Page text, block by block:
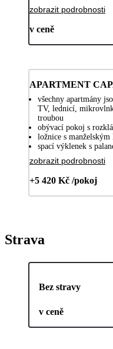
zobrazit podrobnosti
v ceně
APARTMENT
všechny apartmány
TV, lednicí,
troubou
obývací pokoj s
ložnice s manželským
spací výklenek s
zobrazit podrobnosti
+5 420 Kč /pokoj
Strava
Bez stravy
v ceně